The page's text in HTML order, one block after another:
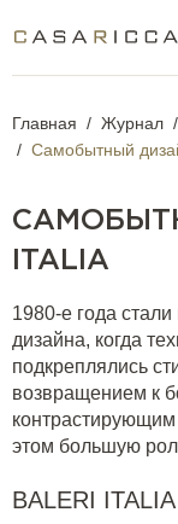
Главная Журнал
Самобытный
ITALIA
1980-е года
дизайна, когда
подкреплялись
возвращением к
этом большую
BALERI ITALIA